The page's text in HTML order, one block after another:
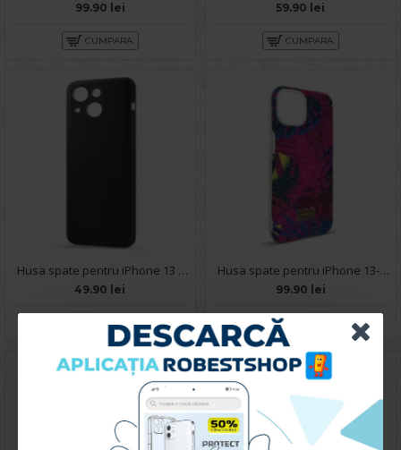
99.90 lei
CUMPARA
59.90 lei
CUMPARA
Husa spate pentru iPhone 13 - Silicon Line Negru
49.90 lei
Husa spate pentru iPhone 13- Glow case
99.90 lei